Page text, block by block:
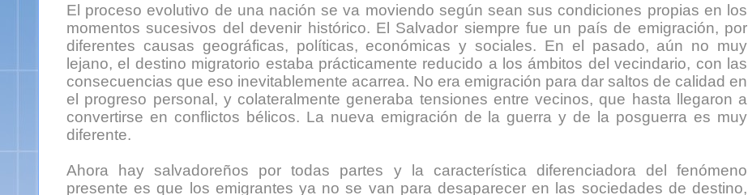
El proceso evolutivo de una nación se va moviendo según sean sus condiciones propias en los
momentos sucesivos del devenir histórico. El Salvador siempre fue un país de emigración, por
diferentes causas geográficas, políticas, económicas y sociales. En el pasado, aún no muy
lejano, el destino migratorio estaba prácticamente reducido a los ámbitos del vecindario, con las
consecuencias que eso inevitablemente acarrea. No era emigración para dar saltos de calidad en
el progreso personal, y colateralmente generaba tensiones entre vecinos, que hasta llegaron a
convertirse en conflictos bélicos. La nueva emigración de la guerra y de la posguerra es muy
diferente.
Ahora hay salvadoreños por todas partes y la característica diferenciadora del fenómeno
presente es que los emigrantes ya no se van para desaparecer en las sociedades de destino,